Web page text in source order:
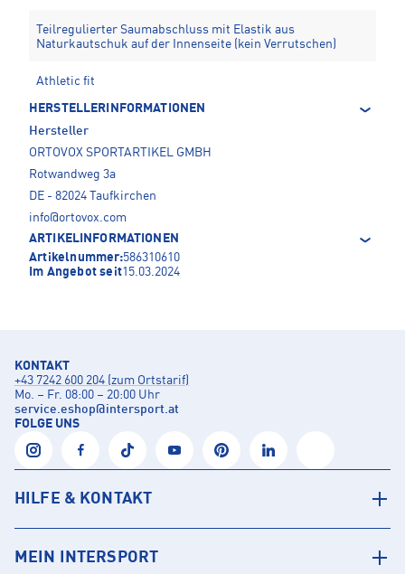
Teilregulierter Saumabschluss mit Elastik aus
Naturkautschuk auf der Innenseite (kein Verrutschen)
Athletic fit
HERSTELLERINFORMATIONEN
Hersteller
ORTOVOX SPORTARTIKEL GMBH
Rotwandweg 3a
DE - 82024 Taufkirchen
info@ortovox.com
ARTIKELINFORMATIONEN
Artikelnummer:586310610
Im Angebot seit15.03.2024
KONTAKT
+43 7242 600 204 (zum Ortstarif)
Mo. – Fr. 08:00 – 20:00 Uhr
service.eshop@intersport.at
FOLGE UNS
HILFE & KONTAKT
MEIN INTERSPORT